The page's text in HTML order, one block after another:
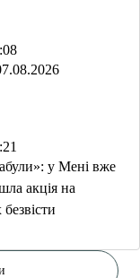
у Мені вже
акція на